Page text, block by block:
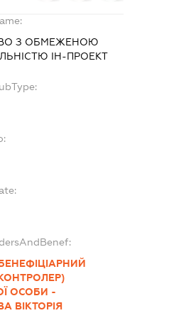
З ОБМЕЖЕНОЮ
ІН-ПРОЕКТ
ОСОБИ -
ВІКТОРІЯ